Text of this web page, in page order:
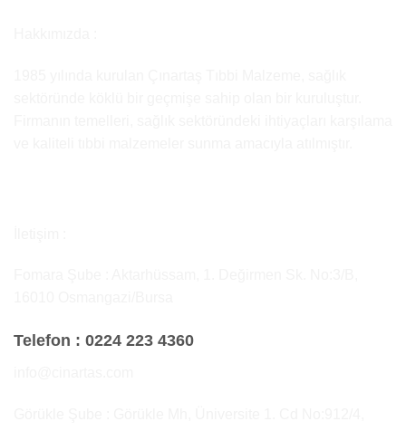
Telefon : 0224 223 4360